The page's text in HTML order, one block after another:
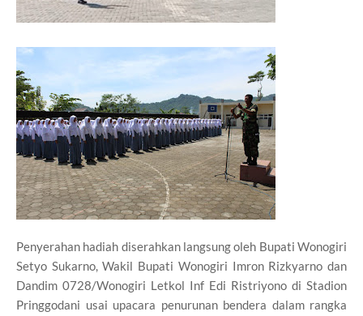
Penyerahan hadiah diserahkan langsung oleh Bupati Wonogiri
Setyo Sukarno, Wakil Bupati Wonogiri Imron Rizkyarno dan
Dandim 0728/Wonogiri Letkol Inf Edi Ristriyono di Stadion
Pringgodani usai upacara penurunan bendera dalam rangka